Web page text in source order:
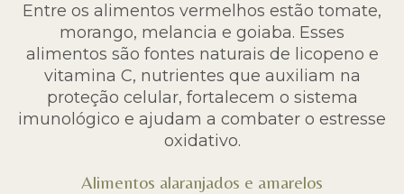
Entre os alimentos vermelhos estão tomate,
morango, melancia e goiaba. Esses
alimentos são fontes naturais de licopeno e
vitamina C, nutrientes que auxiliam na
proteção celular, fortalecem o sistema
imunológico e ajudam a combater o estresse
oxidativo.
Alimentos alaranjados e amarelos